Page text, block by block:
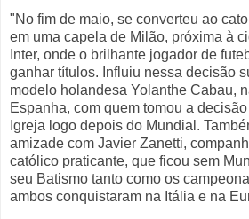
"No fim de maio, se converteu ao
em uma capela de Milão, próxima à
Inter, onde o brilhante jogador de
ganhar títulos. Influiu nessa decisão
modelo holandesa Yolanthe Cabau,
Espanha, com quem tomou a
Igreja logo depois do Mundial.
amizade com Javier Zanetti,
católico praticante, que ficou sem
seu Batismo tanto como os
ambos conquistaram na Itália e na